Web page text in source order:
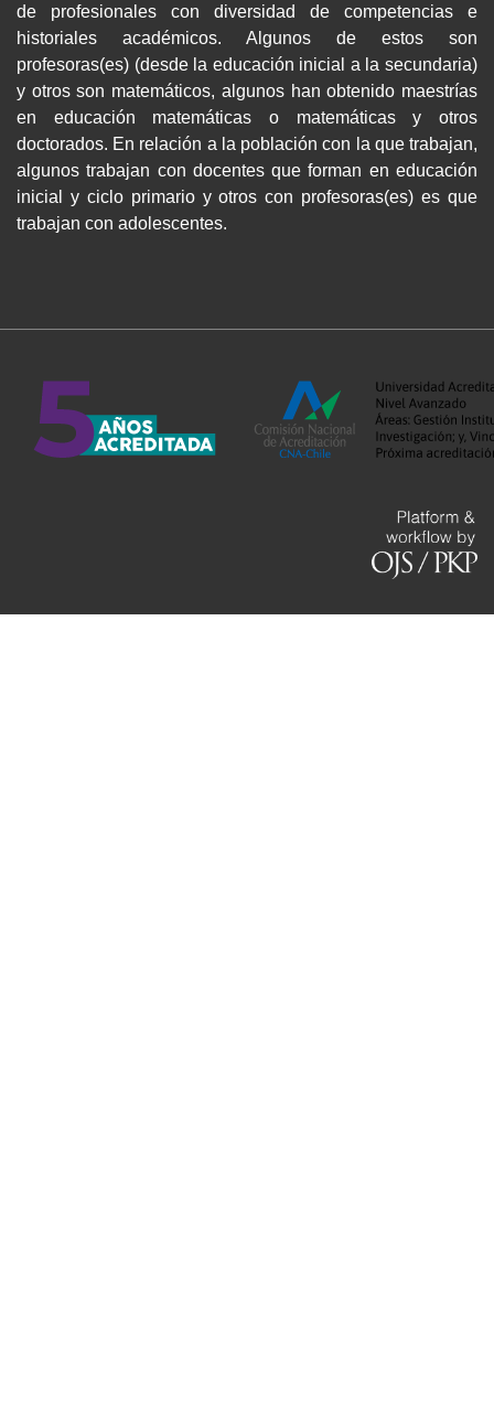
de profesionales con diversidad de competencias e
historiales académicos. Algunos de estos son
profesoras(es) (desde la educación inicial a la secundaria)
y otros son matemáticos, algunos han obtenido maestrías
en educación matemáticas o matemáticas y otros
doctorados. En relación a la población con la que trabajan,
algunos trabajan con docentes que forman en educación
inicial y ciclo primario y otros con profesoras(es) es que
trabajan con adolescentes.